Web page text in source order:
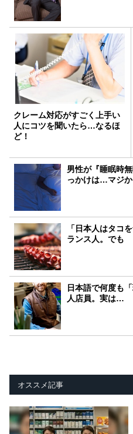
クレーム対応がすごく上手い
人にコツを聞いたら…なるほ
ど！
男性が『睡眠時
っかけは…マジか
「日本人はタコ
ランス人。でも
日本語で何度も
人店員。実は…
オススメ記事